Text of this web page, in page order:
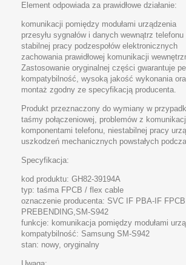
Element odpowiada za prawidłowe działanie:
komunikacji pomiędzy modułami urządzenia
przesyłu sygnałów i danych wewnątrz telefonu
stabilnej pracy podzespołów elektronicznych
zachowania prawidłowej komunikacji
Zastosowanie oryginalnej części gwarantuje
kompatybilność, wysoką jakość wykonania
montaż zgodny ze specyfikacją producenta.
Produkt przeznaczony do wymiany w
taśmy połączeniowej, problemów z
komponentami telefonu, niestabilnej pracy
uszkodzeń mechanicznych powstałych
Specyfikacja:
kod produktu: GH82-39194A
typ: taśma FPCB / flex cable
oznaczenie producenta: SVC IF PBA-IF FPCB
PREBENDING,SM-S942
funkcje: komunikacja pomiędzy modułami
kompatybilność: Samsung SM-S942
stan: nowy, oryginalny